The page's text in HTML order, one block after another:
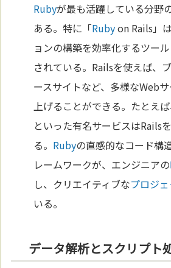
Rubyが最も活躍している分野
ある。特に「Rubyon Rails」
ョンの構築を効率化するツー
されている。Railsを使えば、
ースサイトなど、多様なWeb
上げることができる。たとえ
といった有名サービスはRails
る。 Rubyの直感的なコード構
レームワークが、エンジニアの
し、クリエイティブなプロジ
いる。
データ解析とスクリプト